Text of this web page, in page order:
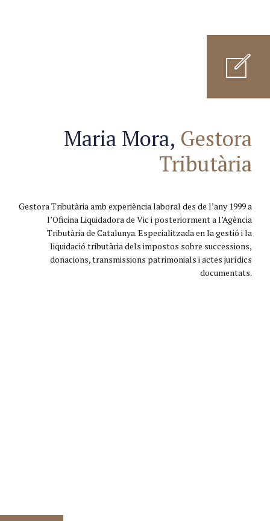
Maria Mora, Gestora
Tributària
Gestora Tributària amb experiència laboral des de l’any 1999 a
l’Oficina Liquidadora de Vic i posteriorment a l’Agència
Tributària de Catalunya. Especialitzada en la gestió i la
liquidació tributària dels impostos sobre successions,
donacions, transmissions patrimonials i actes jurídics
documentats.